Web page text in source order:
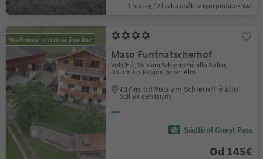
1 nocleg / 2 liczba osób w tym podatek VAT
Możliwość rezerwacji online
Maso Funtnatscherhof
Völs/Fiè, Völs am Schlern/Fiè allo Sciliar,
Dolomites Region Seiser Alm
737 m od Völs am Schlern/Fiè allo
Sciliar centrum
Südtirol Guest Pass
Od 145€